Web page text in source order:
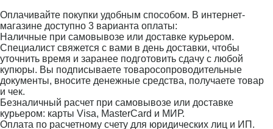
Оплачивайте покупки удобным способом. В интернет-
магазине доступно 3 варианта оплаты:
Наличные при самовывозе или доставке курьером.
Специалист свяжется с вами в день доставки, чтобы
уточнить время и заранее подготовить сдачу с любой
купюры. Вы подписываете товаросопроводительные
документы, вносите денежные средства, получаете товар
и чек.
Безналичный расчет при самовывозе или доставке
курьером: карты Visa, MasterCard и МИР.
Оплата по расчетному счету для юридических лиц и ИП.